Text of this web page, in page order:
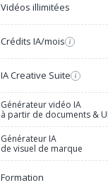
Vidéos illimitées
Crédits IA/mois i
IA Creative Suite i
Générateur vidéo IA
à partir de documents &
Générateur IA
de visuel de marque
Formation